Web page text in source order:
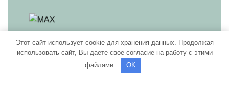
Нажимая кнопку "Отправить" Вы даете свое
согласие на Обработку персональных данных и
Этот сайт использует cookie для хранения данных. Продолжая
использовать сайт, Вы даете свое согласие на работу с этими
файлами.
OK